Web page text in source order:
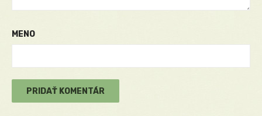
MENO